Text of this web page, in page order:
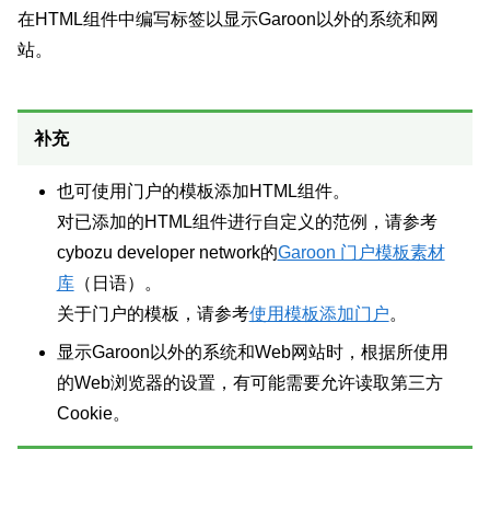
在HTML组件中编写标签以显示Garoon以外的系统和网
站。
补充
也可使用门户的模板添加HTML组件。
对已添加的HTML组件进行自定义的范例，请参考
cybozu developer network的Garoon 门户模板素材
库（日语）。
关于门户的模板，请参考使用模板添加门户。
显示Garoon以外的系统和Web网站时，根据所使用
的Web浏览器的设置，有可能需要允许读取第三方
Cookie。